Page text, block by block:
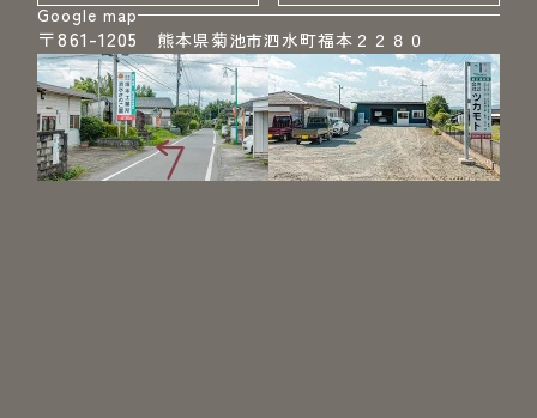
Google map
〒861-1205 熊本県菊池市泗水町福本２２８０